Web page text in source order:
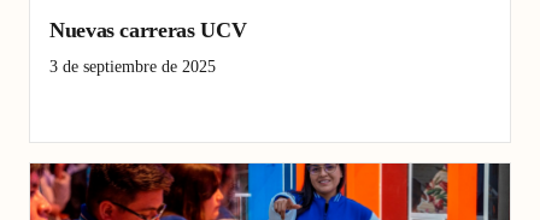
Nuevas carreras UCV
3 de septiembre de 2025